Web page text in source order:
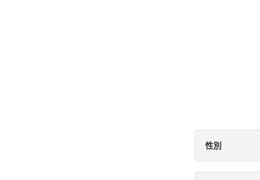
性別